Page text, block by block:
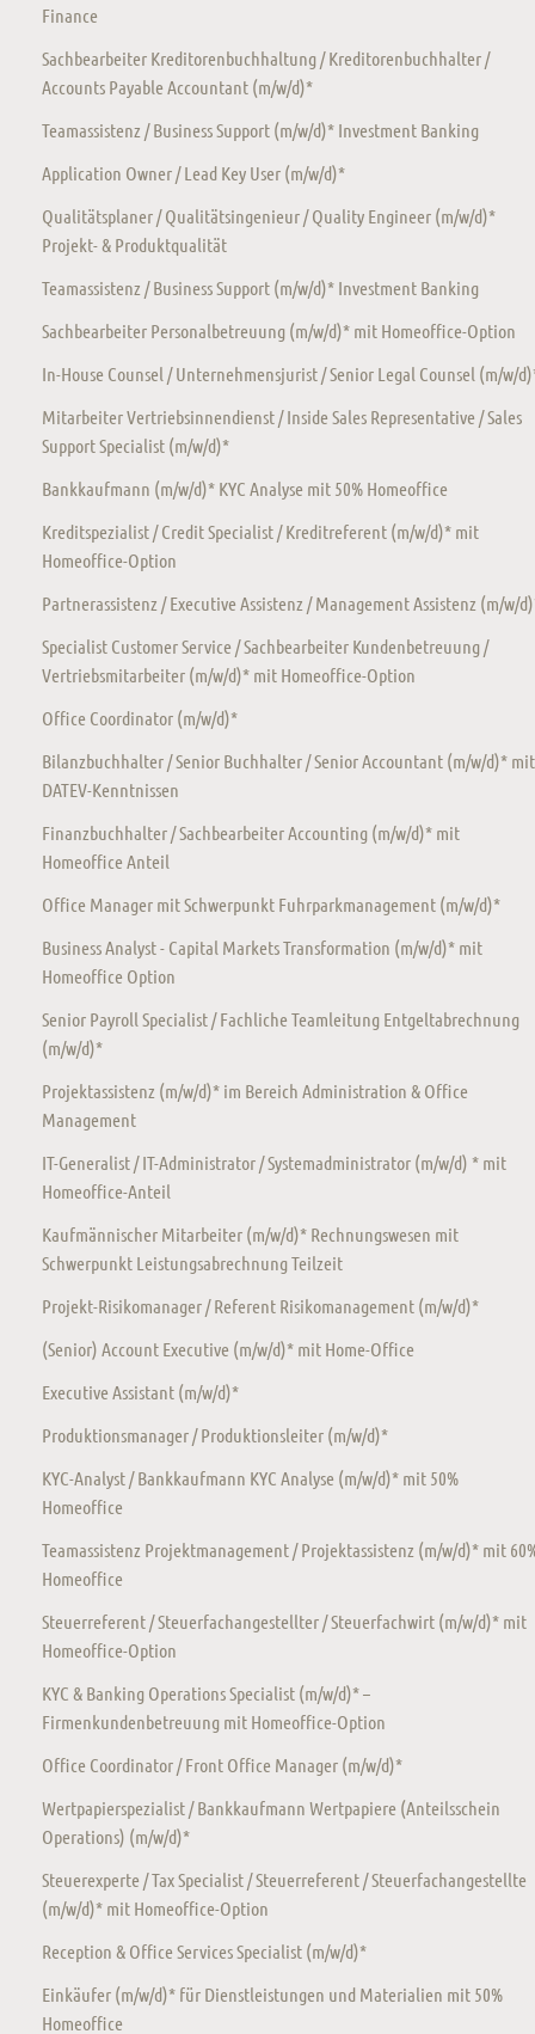
Finance
Sachbearbeiter Kreditorenbuchhaltung / Kreditorenbuchhalter /
Accounts Payable Accountant (m/w/d)*
Teamassistenz / Business Support (m/w/d)* Investment Banking
Application Owner / Lead Key User (m/w/d)*
Qualitätsplaner / Qualitätsingenieur / Quality Engineer (m/w/d)*
Projekt- & Produktqualität
Teamassistenz / Business Support (m/w/d)* Investment Banking
Sachbearbeiter Personalbetreuung (m/w/d)* mit Homeoffice-Option
In-House Counsel / Unternehmensjurist / Senior Legal Counsel (m/w/
Mitarbeiter Vertriebsinnendienst / Inside Sales Representative / Sales
Support Specialist (m/w/d)*
Bankkaufmann (m/w/d)* KYC Analyse mit 50% Homeoffice
Kreditspezialist / Credit Specialist / Kreditreferent (m/w/d)* mit
Homeoffice-Option
Partnerassistenz / Executive Assistenz / Management Assistenz (m/w/
Specialist Customer Service / Sachbearbeiter Kundenbetreuung /
Vertriebsmitarbeiter (m/w/d)* mit Homeoffice-Option
Office Coordinator (m/w/d)*
Bilanzbuchhalter / Senior Buchhalter / Senior Accountant (m/w/d)* mit
DATEV-Kenntnissen
Finanzbuchhalter / Sachbearbeiter Accounting (m/w/d)* mit
Homeoffice Anteil
Office Manager mit Schwerpunkt Fuhrparkmanagement (m/w/d)*
Business Analyst - Capital Markets Transformation (m/w/d)* mit
Homeoffice Option
Senior Payroll Specialist / Fachliche Teamleitung Entgeltabrechnung
(m/w/d)*
Projektassistenz (m/w/d)* im Bereich Administration & Office
Management
IT-Generalist / IT-Administrator / Systemadministrator (m/w/d) * mit
Homeoffice-Anteil
Kaufmännischer Mitarbeiter (m/w/d)* Rechnungswesen mit
Schwerpunkt Leistungsabrechnung Teilzeit
Projekt-Risikomanager / Referent Risikomanagement (m/w/d)*
(Senior) Account Executive (m/w/d)* mit Home-Office
Executive Assistant (m/w/d)*
Produktionsmanager / Produktionsleiter (m/w/d)*
KYC-Analyst / Bankkaufmann KYC Analyse (m/w/d)* mit 50%
Homeoffice
Teamassistenz Projektmanagement / Projektassistenz (m/w/d)* mit
Homeoffice
Steuerreferent / Steuerfachangestellter / Steuerfachwirt (m/w/d)* mit
Homeoffice-Option
KYC & Banking Operations Specialist (m/w/d)* –
Firmenkundenbetreuung mit Homeoffice-Option
Office Coordinator / Front Office Manager (m/w/d)*
Wertpapierspezialist / Bankkaufmann Wertpapiere (Anteilsschein
Operations) (m/w/d)*
Steuerexperte / Tax Specialist / Steuerreferent / Steuerfachangestellte
(m/w/d)* mit Homeoffice-Option
Reception & Office Services Specialist (m/w/d)*
Einkäufer (m/w/d)* für Dienstleistungen und Materialien mit 50%
Homeoffice